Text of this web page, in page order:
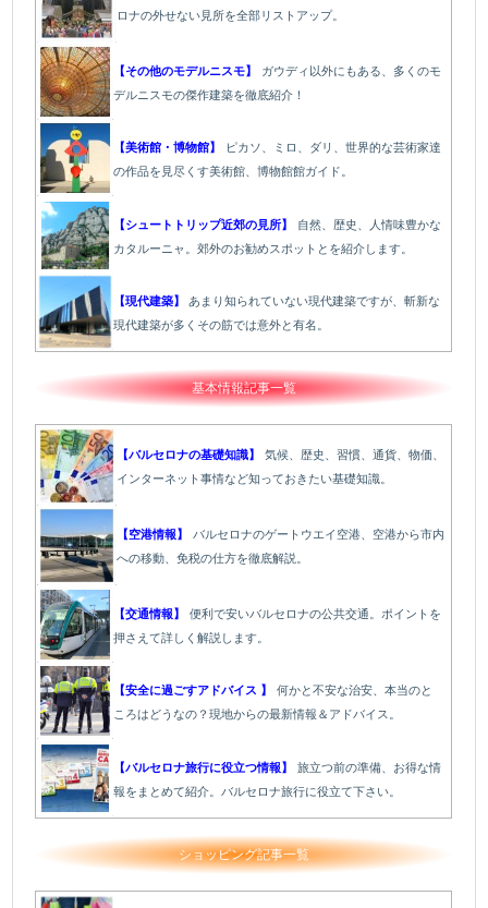
ロナの外せない見所を全部リストアップ。
【その他のモデルニスモ】
ガウディ以外にもある、多くのモ
デルニスモの傑作建築を徹底紹介！
【美術館・博物館】
ピカソ、ミロ、ダリ、世界的な芸術家達
の作品を見尽くす美術館、博物館館ガイド。
【シュートトリップ近郊の見所】
自然、歴史、人情味豊かな
カタルーニャ。郊外のお勧めスポットとを紹介します。
【現代建築】
あまり知られていない現代建築ですが、斬新な
現代建築が多くその筋では意外と有名。
基本情報記事一覧
【バルセロナの基礎知識】
気候、歴史、習慣、通貨、物価、
インターネット事情など知っておきたい基礎知識。
【空港情報】
バルセロナのゲートウエイ空港、空港から市内
への移動、免税の仕方を徹底解説。
【交通情報】
便利で安いバルセロナの公共交通。ポイントを
押さえて詳しく解説します。
【安全に過ごすアドバイス 】
何かと不安な治安、本当のと
ころはどうなの？現地からの最新情報＆アドバイス。
【バルセロナ旅行に役立つ情報】
旅立つ前の準備、お得な情
報をまとめて紹介。バルセロナ旅行に役立て下さい。
ショッピング記事一覧